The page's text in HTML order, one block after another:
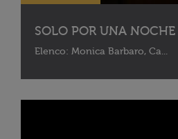
SOLO POR UNA NOCHE
Elenco: Monica Barbaro, Ca...